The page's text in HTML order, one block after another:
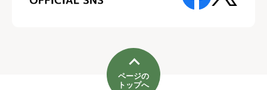
ページの
トップへ